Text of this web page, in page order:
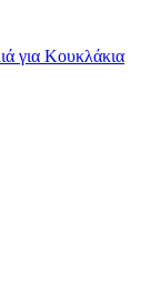
για Κουκλάκια